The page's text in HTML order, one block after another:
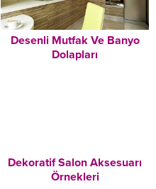
Desenli Mutfak Ve Banyo
Dolapları
Dekoratif Salon Aksesuarı
Örnekleri